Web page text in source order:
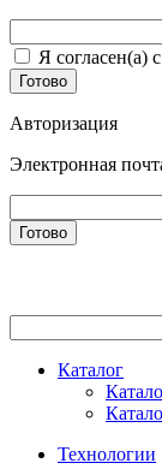
Я согласен(а)
Готово
Авторизация
Электронная
Готово
Каталог
Технологии